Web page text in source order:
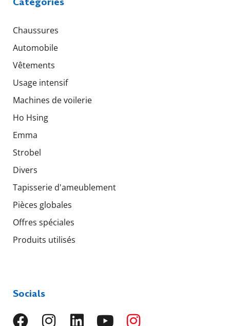
Chaussures
Automobile
Vêtements
Usage intensif
Machines de voilerie
Ho Hsing
Emma
Strobel
Divers
Tapisserie d'ameublement
Pièces globales
Offres spéciales
Produits utilisés
Socials